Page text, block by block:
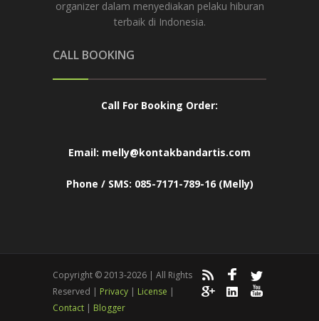
organizer dalam menyediakan pelaku hiburan
terbaik di Indonesia.
CALL BOOKING
Call For Booking Order:
Email: melly@kontakbandartis.com
Phone / SMS: 085-7171-789-16 (Melly)
Copyright © 2013-2026 | All Rights
Reserved | Privacy | License |
Contact | Blogger